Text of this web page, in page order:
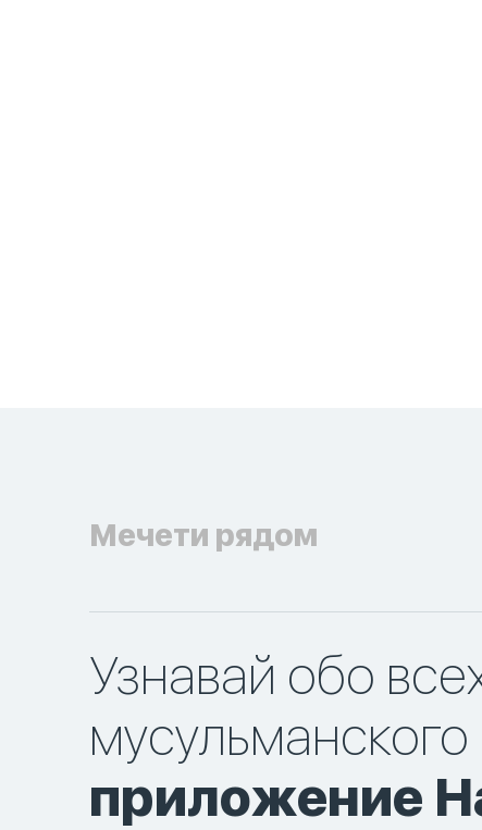
Мечети рядом
Узнавай обо
приложение